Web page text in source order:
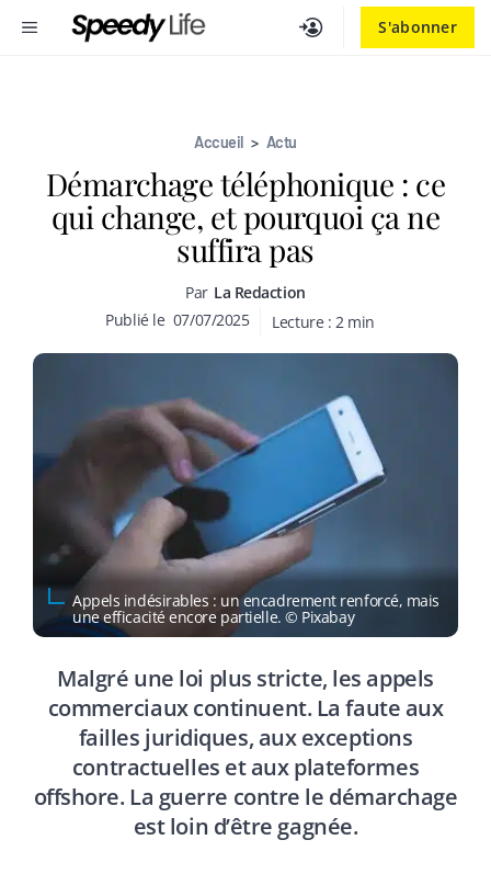
S'abonner
MENU
Accueil > Actu
Démarchage téléphonique : ce
qui change, et pourquoi ça ne
suffira pas
Par La Redaction
Publié le 07/07/2025 Lecture : 2 min
Appels indésirables : un encadrement renforcé, mais
une efficacité encore partielle. © Pixabay
Malgré une loi plus stricte, les appels
commerciaux continuent. La faute aux
failles juridiques, aux exceptions
contractuelles et aux plateformes
offshore. La guerre contre le démarchage
est loin d’être gagnée.